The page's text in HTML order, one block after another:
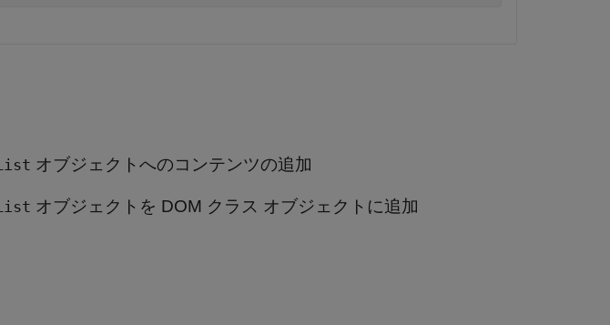
オブジェクトへのコンテンツの追加
オブジェクトを DOM クラス オブジェクトに追加